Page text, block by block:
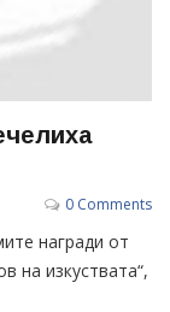
0 Comments
награди от
на изкуствата“,